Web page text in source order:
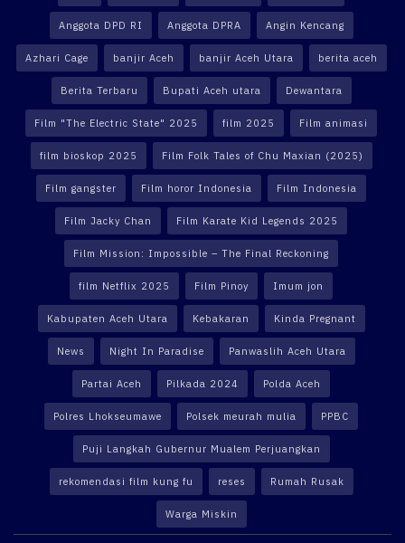
Anggota DPD RI Anggota DPRA Angin Kencang
Azhari Cage banjir Aceh banjir Aceh Utara berita aceh
Berita Terbaru Bupati Aceh utara Dewantara
Film "The Electric State" 2025 film 2025 Film animasi
film bioskop 2025 Film Folk Tales of Chu Maxian (2025)
Film gangster Film horor Indonesia Film Indonesia
Film Jacky Chan Film Karate Kid Legends 2025
Film Mission: Impossible – The Final Reckoning
film Netflix 2025 Film Pinoy Imum jon
Kabupaten Aceh Utara Kebakaran Kinda Pregnant
News Night In Paradise Panwaslih Aceh Utara
Partai Aceh Pilkada 2024 Polda Aceh
Polres Lhokseumawe Polsek meurah mulia PPBC
Puji Langkah Gubernur Mualem Perjuangkan
rekomendasi film kung fu reses Rumah Rusak
Warga Miskin